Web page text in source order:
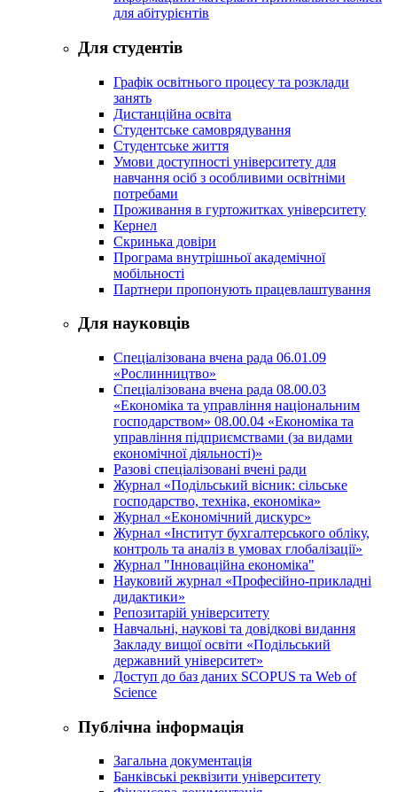
для абітурієнтів
Для студентів
Графік освітнього процесу та розклади
занять
Дистанційна освіта
Студентське самоврядування
Студентське життя
Умови доступності університету для
навчання осіб з особливими освітніми
потребами
Проживання в гуртожитках університету
Кернел
Скринька довіри
Програма внутрішньої академічної
мобільності
Партнери пропонують працевлаштування
Для науковців
Спеціалізована вчена рада 06.01.09
«Рослинництво»
Спеціалізована вчена рада 08.00.03
«Економіка та управління національним
господарством» 08.00.04 «Економіка та
управління підприємствами (за видами
економічної діяльності)»
Разові спеціалізовані вчені ради
Журнал «Подільський вісник: сільське
господарство, техніка, економіка»
Журнал «Економічний дискурс»
Журнал «Інститут бухгалтерського обліку,
контроль та аналіз в умовах глобалізації»
Журнал "Інноваційна економіка"
Науковий журнал «Професійно-прикладні
дидактики»
Репозитарій університету
Навчальні, наукові та довідкові видання
Закладу вищої освіти «Подільський
державний університет»
Доступ до баз даних SCOPUS та Web of
Science
Публічна інформація
Загальна документація
Банківські реквізити університету